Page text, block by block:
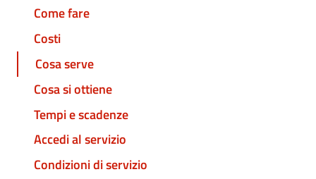
Come fare
Costi
Cosa serve
Cosa si ottiene
Tempi e scadenze
Accedi al servizio
Condizioni di servizio